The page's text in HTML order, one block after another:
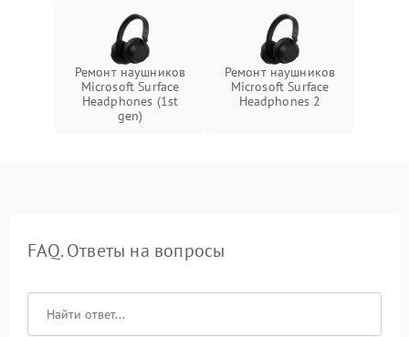
Ремонт наушников
Microsoft Surface
Headphones (1st
gen)
Ремонт наушников
Microsoft Surface
Headphones 2
FAQ. Ответы на вопросы